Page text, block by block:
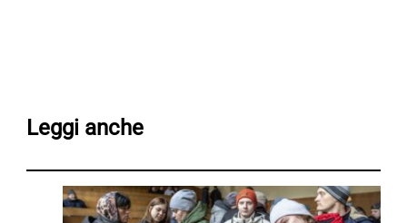
Leggi anche